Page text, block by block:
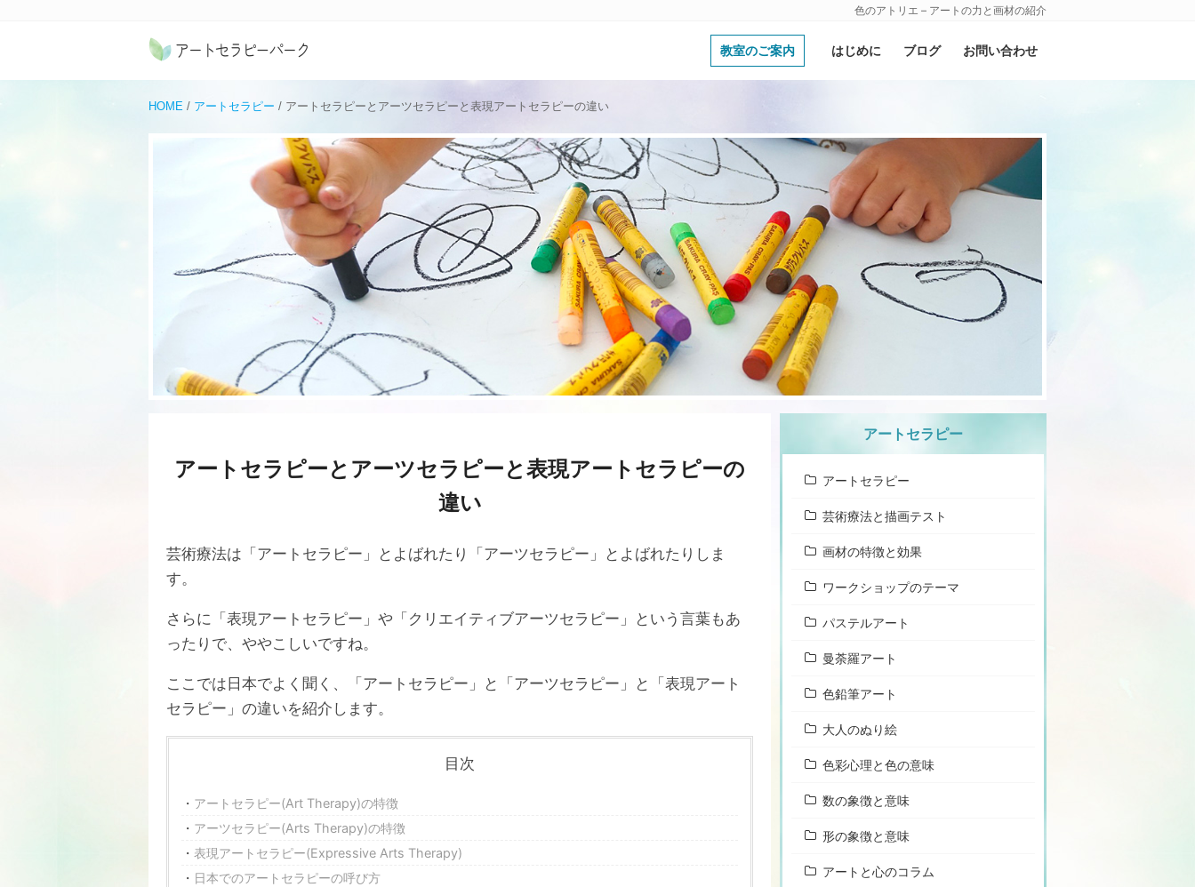
色のアトリエ – アートの力と画材の紹介
教室のご案内 はじめに ブログ お問い合わせ
HOME / アートセラピー / アートセラピーとアーツセラピーと表現アートセラピーの違い
アートセラピーとアーツセラピーと表現アートセラピーの
違い
芸術療法は「アートセラピー」とよばれたり「アーツセラピー」とよばれたりしま
す。
さらに「表現アートセラピー」や「クリエイティブアーツセラピー」という言葉もあ
ったりで、ややこしいですね。
ここでは日本でよく聞く、「アートセラピー」と「アーツセラピー」と「表現アート
セラピー」の違いを紹介します。
目次
アートセラピー(Art Therapy)の特徴
アーツセラピー(Arts Therapy)の特徴
表現アートセラピー(Expressive Arts Therapy)
日本でのアートセラピーの呼び方
アートセラピー
アートセラピー
芸術療法と描画テスト
画材の特徴と効果
ワークショップのテーマ
パステルアート
曼荼羅アート
色鉛筆アート
大人のぬり絵
色彩心理と色の意味
数の象徴と意味
形の象徴と意味
アートと心のコラム